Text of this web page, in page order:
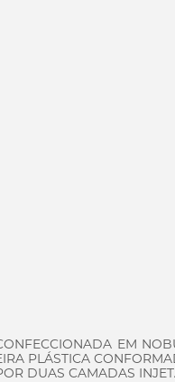
EM
PLÁSTICA
DUAS CAMADAS